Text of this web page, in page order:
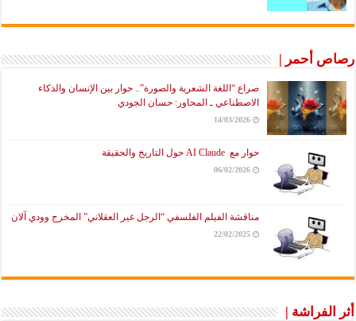
رصاص أحمر |
صراع “اللغة الشعرية والصورة”.. حوار بين الإنسان والذكاء
الاصطناعي ـ المحاور: حسان الجودي
14/03/2026
حوار مع AI Claude حول التاريخ والحقيقة
06/02/2026
مناقشة الفيلم الفلسفي “الرجل غير العقلاني” المخرج وودي آلان
22/02/2025
أثر الفراشة |